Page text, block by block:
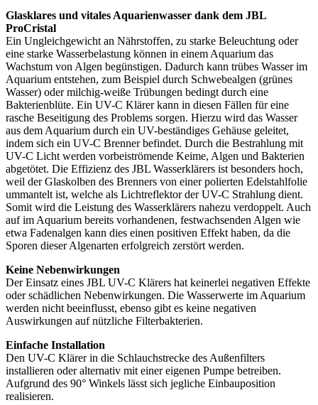
Glasklares und vitales Aquarienwasser dank dem JBL
ProCristal
Ein Ungleichgewicht an Nährstoffen, zu starke Beleuchtung oder
eine starke Wasserbelastung können in einem Aquarium das
Wachstum von Algen begünstigen. Dadurch kann trübes Wasser im
Aquarium entstehen, zum Beispiel durch Schwebealgen (grünes
Wasser) oder milchig-weiße Trübungen bedingt durch eine
Bakterienblüte. Ein UV-C Klärer kann in diesen Fällen für eine
rasche Beseitigung des Problems sorgen. Hierzu wird das Wasser
aus dem Aquarium durch ein UV-beständiges Gehäuse geleitet,
indem sich ein UV-C Brenner befindet. Durch die Bestrahlung mit
UV-C Licht werden vorbeiströmende Keime, Algen und Bakterien
abgetötet. Die Effizienz des JBL Wasserklärers ist besonders hoch,
weil der Glaskolben des Brenners von einer polierten Edelstahlfolie
ummantelt ist, welche als Lichtreflektor der UV-C Strahlung dient.
Somit wird die Leistung des Wasserklärers nahezu verdoppelt. Auch
auf im Aquarium bereits vorhandenen, festwachsenden Algen wie
etwa Fadenalgen kann dies einen positiven Effekt haben, da die
Sporen dieser Algenarten erfolgreich zerstört werden.
Keine Nebenwirkungen
Der Einsatz eines JBL UV-C Klärers hat keinerlei negativen Effekte
oder schädlichen Nebenwirkungen. Die Wasserwerte im Aquarium
werden nicht beeinflusst, ebenso gibt es keine negativen
Auswirkungen auf nützliche Filterbakterien.
Einfache Installation
Den UV-C Klärer in die Schlauchstrecke des Außenfilters
installieren oder alternativ mit einer eigenen Pumpe betreiben.
Aufgrund des 90° Winkels lässt sich jegliche Einbauposition
realisieren.